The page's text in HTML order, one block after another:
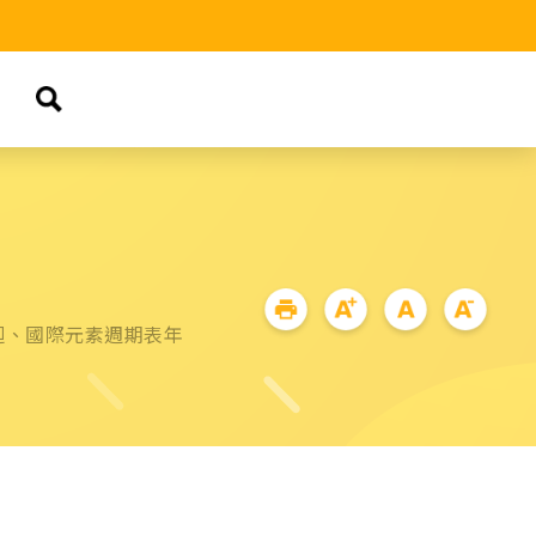
國際元素週期表年